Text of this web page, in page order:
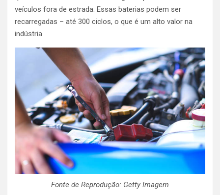
veículos fora de estrada. Essas baterias podem ser
recarregadas – até 300 ciclos, o que é um alto valor na
indústria.
Fonte de Reprodução: Getty Imagem